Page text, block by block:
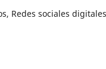
Redes sociales